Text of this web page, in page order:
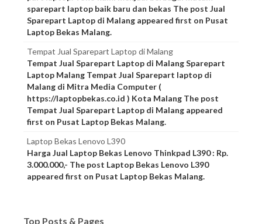
sparepart laptop baik baru dan bekas The post Jual
Sparepart Laptop di Malang appeared first on Pusat
Laptop Bekas Malang.
Tempat Jual Sparepart Laptop di Malang
Tempat Jual Sparepart Laptop di Malang Sparepart
Laptop Malang Tempat Jual Sparepart laptop di
Malang di Mitra Media Computer (
https://laptopbekas.co.id ) Kota Malang The post
Tempat Jual Sparepart Laptop di Malang appeared
first on Pusat Laptop Bekas Malang.
Laptop Bekas Lenovo L390
Harga Jual Laptop Bekas Lenovo Thinkpad L390 : Rp.
3.000.000,- The post Laptop Bekas Lenovo L390
appeared first on Pusat Laptop Bekas Malang.
Top Posts & Pages